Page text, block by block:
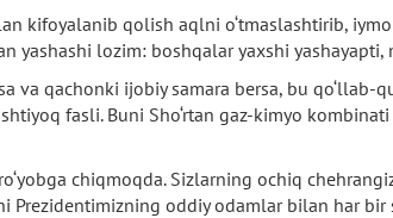
kifoyalanib qolish aqlni o‘tmaslashtirib,
yashashi lozim: boshqalar yaxshi yashayapti,
va qachonki ijobiy samara bersa, bu qo‘llab-
fasli. Buni Sho‘rtan gaz-kimyo
chiqmoqda. Sizlarning ochiq
Prezidentimizning oddiy odamlar bilan har